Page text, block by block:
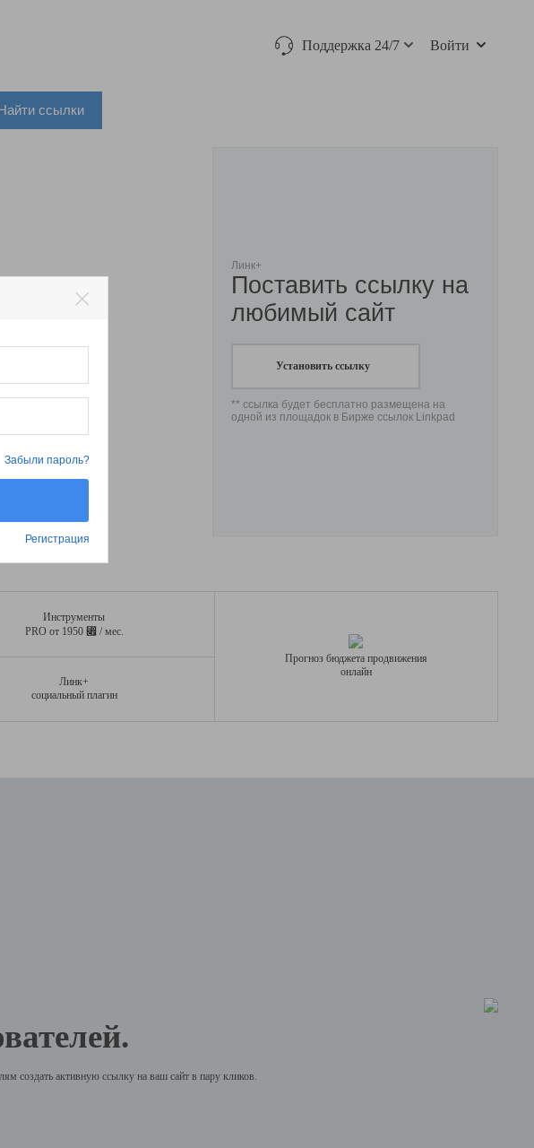
Поддержка 24/7 Войти
ссылки
Линк+
Поставить ссылку на
любимый сайт
Установить ссылку
** ссылка будет бесплатно размещена на
одной из площадок в Бирже ссылок Linkpad
Инструменты
PRO от 1950 ⃏ / мес.
Линк+
социальный плагин
Прогноз бюджета продвижения
онлайн
создать активную ссылку на ваш сайт в пару кликов.
Регистрация
Забыли пароль?